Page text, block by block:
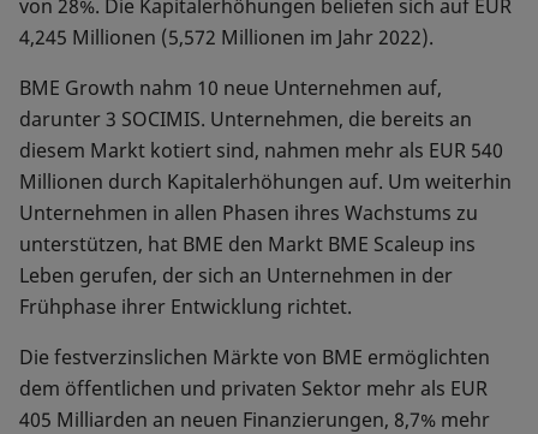
von 28%. Die Kapitalerhöhungen beliefen sich auf EUR
4,245 Millionen (5,572 Millionen im Jahr 2022).
BME Growth nahm 10 neue Unternehmen auf,
darunter 3 SOCIMIS. Unternehmen, die bereits an
diesem Markt kotiert sind, nahmen mehr als EUR 540
Millionen durch Kapitalerhöhungen auf. Um weiterhin
Unternehmen in allen Phasen ihres Wachstums zu
unterstützen, hat BME den Markt BME Scaleup ins
Leben gerufen, der sich an Unternehmen in der
Frühphase ihrer Entwicklung richtet.
Die festverzinslichen Märkte von BME ermöglichten
dem öffentlichen und privaten Sektor mehr als EUR
405 Milliarden an neuen Finanzierungen, 8,7% mehr